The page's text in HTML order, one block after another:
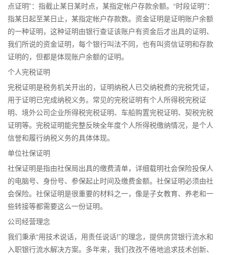
点证明”：指截止某日某时点，某指定帐户存款余额。“时段证明”：
指某日起至某日止，某指定帐户存款数。资金证明是证明账户余额
的一种证明，这种证明由银行查证该账户有资金后才出具的证明、
我们所说的资金证明，每个银行叫法不同，也有叫资信证明和存款
证明的，但都是体现账户余额的证明。
个人完税证明
完税证明是税务机关开出的，证明纳税人已交纳税费的完税凭证，
用于证明已完成纳税义务。常见的完税证明有个人所得税完税证
明、境外公司企业所得税完税证明、车船购置完税证明、契税完税
证明等。完税证明能完整反映全年度个人所得税缴纳情况，是个人
信誉和履行纳税义务的具体体现。
单位社保证明
社保证明是指由社保局出具的缴费清单，详细载明社会保险投保人
的电脑号、身份号、参保起止时间及缴费金额。社保证明必须由社
会保险。社保证明是很重要的材料之一，像是子女教育、养老和一
些转接等都需要这么一份证明。
公司经营理念
我们秉承“用技术说话，用责任说话!”的理念，提供房贷银行流水和
入职银行流水解决方案。多年来，我们孜孜不倦地追求技术创新、